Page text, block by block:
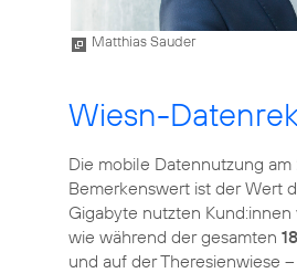
Matthias Sauder
Wiesn-
Die mobile Datennutzung
Bemerkenswert ist der Wert
Gigabyte nutzten Kund:innen
wie während der gesamten
und auf der Theresienwiese